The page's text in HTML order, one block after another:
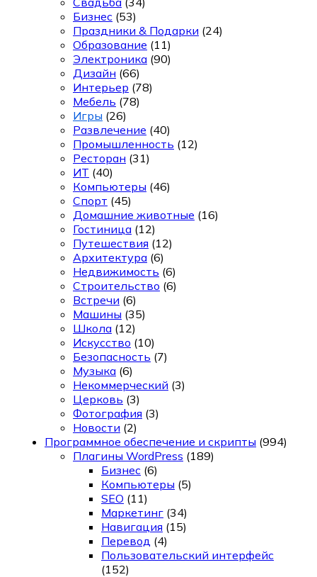
Бизнес (53)
Праздники & Подарки (24)
Образование (11)
Электроника (90)
Дизайн (66)
Интерьер (78)
Мебель (78)
Игры (26)
Развлечение (40)
Промышленность (12)
Ресторан (31)
ИТ (40)
Компьютеры (46)
Спорт (45)
Домашние животные (16)
Гостиница (12)
Путешествия (12)
Архитектура (6)
Недвижимость (6)
Строительство (6)
Встречи (6)
Машины (35)
Школа (12)
Искусство (10)
Безопасность (7)
Музыка (6)
Некоммерческий (3)
Церковь (3)
Фотография (3)
Новости (2)
Программное обеспечение и скрипты (994)
Плагины WordPress (189)
Бизнес (6)
Компьютеры (5)
SEO (11)
Маркетинг (34)
Навигация (15)
Перевод (4)
Пользовательский интерфейс
(152)